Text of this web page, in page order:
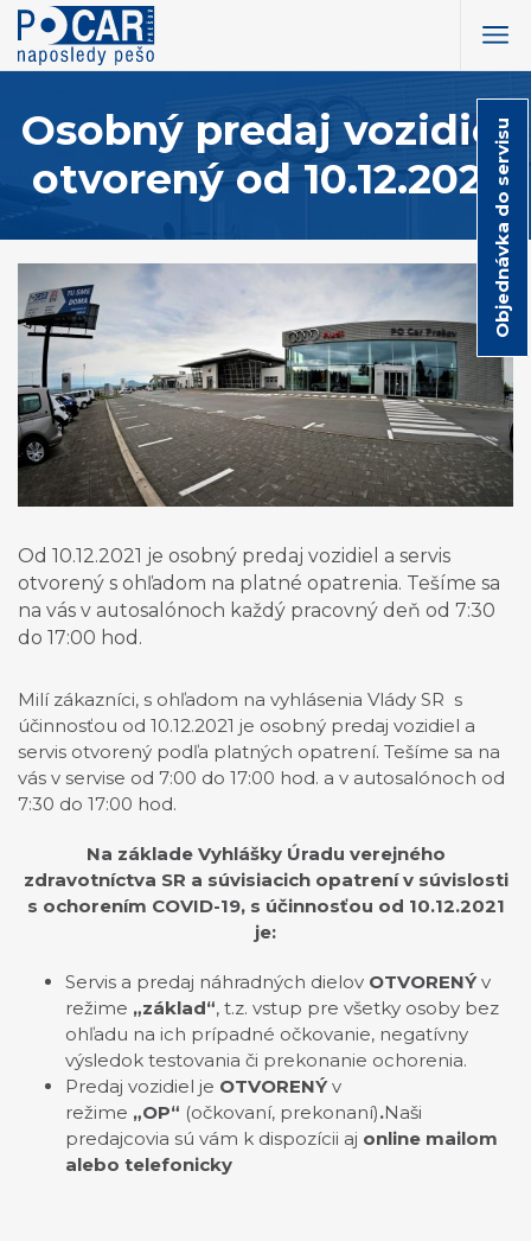
Osobný predaj vozidiel
otvorený od 10.12.2021
Od 10.12.2021 je osobný predaj vozidiel a servis
otvorený s ohľadom na platné opatrenia. Tešíme sa
na vás v autosalónoch každý pracovný deň od 7:30
do 17:00 hod.
Milí zákazníci, s ohľadom na vyhlásenia Vlády SR s
účinnosťou od 10.12.2021 je osobný predaj vozidiel a
servis otvorený podľa platných opatrení. Tešíme sa na
vás v servise od 7:00 do 17:00 hod. a v autosalónoch od
7:30 do 17:00 hod.
Na základe Vyhlášky Úradu verejného
zdravotníctva SR a súvisiacich opatrení v súvislosti
s ochorením COVID-19, s účinnosťou od 10.12.2021
je:
Servis a predaj náhradných dielov OTVORENÝv
režime „základ“, t.z. vstup pre všetky osoby bez
ohľadu na ich prípadné očkovanie, negatívny
výsledok testovania či prekonanie ochorenia.
Predaj vozidiel je OTVORENÝv
režime „OP“ (očkovaní, prekonaní).Naši
predajcovia sú vám k dispozícii aj online mailom
alebo telefonicky
Objednávka do servisu